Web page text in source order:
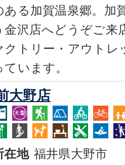
ある加賀温泉郷。加
金沢店へどうぞご
クトリー・アウトレ
ています。
大野店
在地 福井県大野市